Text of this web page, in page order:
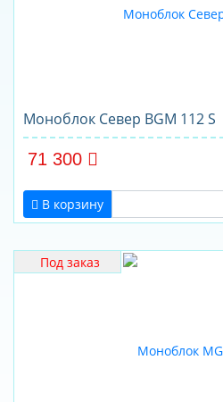
Моноблок Север BGM 112 S
71 300
В корзину
Под заказ